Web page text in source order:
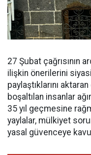
27 Şubat çağrısının
ilişkin önerilerini
paylaştıklarını
boşaltılan insanlar
35 yıl geçmesine
yaylalar, mülkiyet
yasal güvenceye